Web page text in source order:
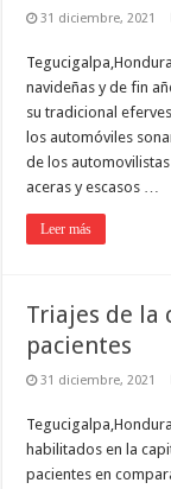
31 diciembre, 2021
navideñas y de fin
su tradicional
los automóviles
de los
aceras y escasos …
Leer más
Triajes de la
pacientes
31 diciembre, 2021
habilitados en la
pacientes en